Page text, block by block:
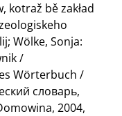
kotraž bě zakład
Wölke, Sonja:
/
Wörterbuch /
словарь,
2004,